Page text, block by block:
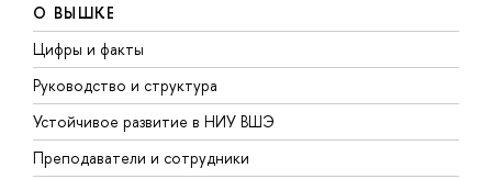
О ВЫШКЕ
Цифры и факты
Руководство и структура
Устойчивое развитие в НИУ ВШЭ
Преподаватели и сотрудники